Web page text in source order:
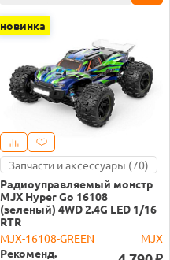
новинка
Запчасти и аксессуары (70)
Радиоуправляемый монстр
MJX Hyper Go 16108
(зеленый) 4WD 2.4G LED 1/16
RTR
MJX-16108-GREEN
MJX
Рекоменд.